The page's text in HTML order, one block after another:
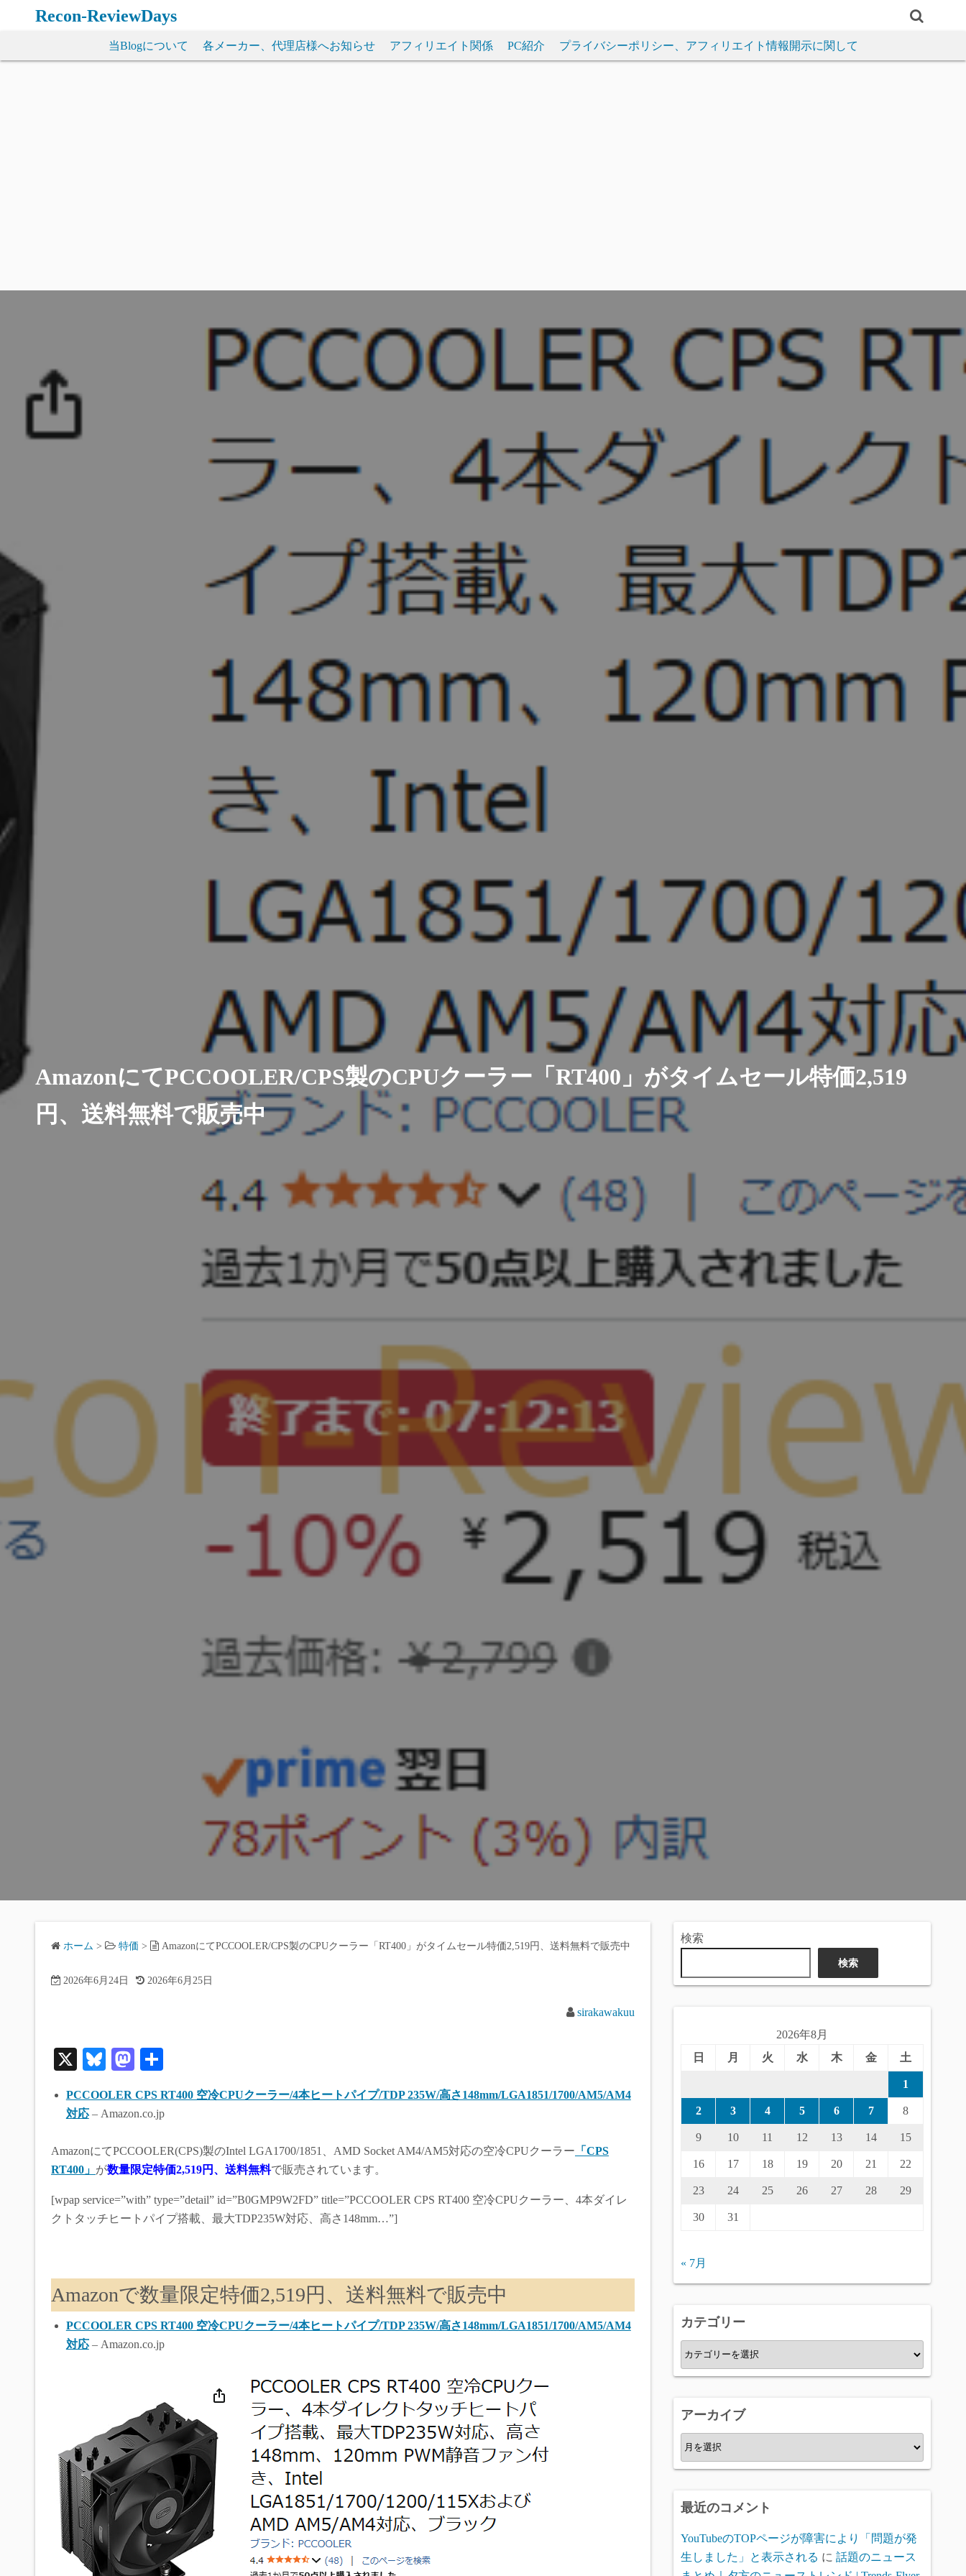
ン
Recon-ReviewDays
当Blogについて 各メーカー、代理店様へお知らせ アフィリエイト関係 PC紹介 プライバシーポリシー、アフィリエイト情報開示に関して
AmazonにてPCCOOLER/CPS製のCPUクーラー「RT400」がタイムセール特価2,519
円、送料無料で販売中
ホーム > 特価 > AmazonにてPCCOOLER/CPS製のCPUクーラー「RT400」がタイムセール特価2,519円、送料無料で販売中
2026年6月24日 2026年6月25日
sirakawakuu
X
Bl
sk
M
to
do
n
PCCOOLER CPS RT400 空冷CPUクーラー/4本ヒートパイプ/TDP 235W/高さ148mm/LGA1851/1700/AM5/AM4
対応– Amazon.co.jp
AmazonにてPCCOOLER(CPS)製のIntel LGA1700/1851、AMD Socket AM4/AM5対応の空冷CPUクーラー 「CPS
RT400」 が数量限定特価2,519円、送料無料で販売されています。
[wpap service=”with” type=”detail” id=”B0GMP9W2FD” title=”PCCOOLER CPS RT400 空冷CPUクーラー、4本ダイレ
クトタッチヒートパイプ搭載、最大TDP235W対応、高さ148mm…”]
Amazonで数量限定特価2,519円、送料無料で販売中
PCCOOLER CPS RT400 空冷CPUクーラー/4本ヒートパイプ/TDP 235W/高さ148mm/LGA1851/1700/AM5/AM4
対応– Amazon.co.jp
検索
検索
2026年8月
日
月 火 水 木 金 土
1
2 3 4 5 6 7 8
9 10 11 12 13 14 15
16 17 18 19 20 21 22
23 24 25 26 27 28 29
30 31
« 7月
カテゴリー
カ
テ
ー
アーカイブ
ア
ー
ブ
最近のコメント
YouTubeのTOPページが障害により「問題が発
生しました」と表示される に 話題のニュース